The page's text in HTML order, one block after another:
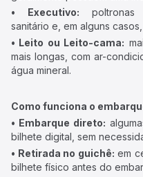
• Executivo: poltronas
sanitário e, em alguns
• Leito ou Leito-cama:
mais longas, com ar-
água mineral.
Como funciona o
• Embarque direto:
bilhete digital, sem
• Retirada no guichê: em
bilhete físico antes do